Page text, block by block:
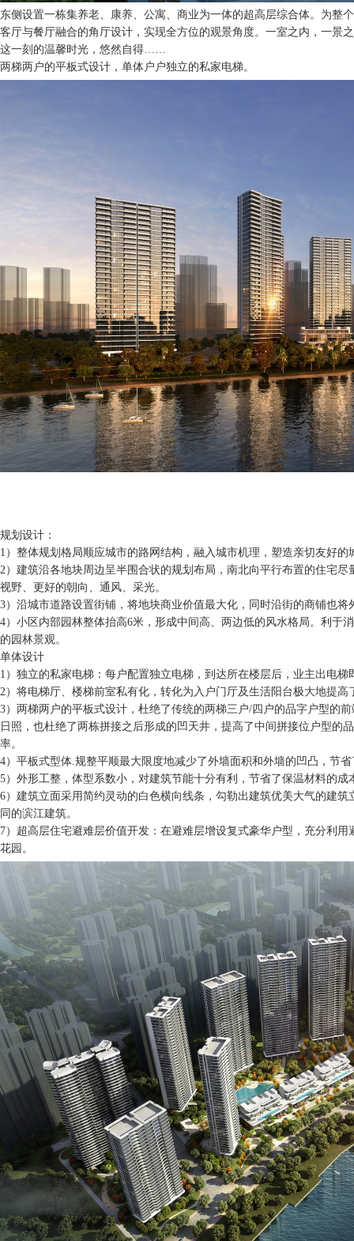
东侧设置一栋集养老、康养、公寓、商业为一体的超高层综合体。为整
客厅与餐厅融合的角厅设计，实现全方位的观景角度。一室之内，一景
这一刻的温馨时光，悠然自得……
两梯两户的平板式设计，单体户户独立的私家电梯。
规划设计：
1）整体规划格局顺应城市的路网结构，融入城市机理，塑造亲切友好
2）建筑沿各地块周边呈半围合状的规划布局，南北向平行布置的住宅
视野、更好的朝向、通风、采光。
3）沿城市道路设置街铺，将地块商业价值最大化，同时沿街的商铺也
4）小区内部园林整体抬高6米，形成中间高、两边低的风水格局。利于
的园林景观。
单体设计
1）独立的私家电梯：每户配置独立电梯，到达所在楼层后，业主出电
2）将电梯厅、楼梯前室私有化，转化为入户门厅及生活阳台极大地提高
3）两梯两户的平板式设计，杜绝了传统的两梯三户/四户的品字户型的
日照，也杜绝了两栋拼接之后形成的凹天井，提高了中间拼接位户型的
率。
4）平板式型体.规整平顺最大限度地减少了外墙面积和外墙的凹凸，节
5）外形工整，体型系数小，对建筑节能十分有利，节省了保温材料的成
6）建筑立面采用简约灵动的白色横向线条，勾勒出建筑优美大气的建
同的滨江建筑。
7）超高层住宅避难层价值开发：在避难层增设复式豪华户型，充分利
花园。